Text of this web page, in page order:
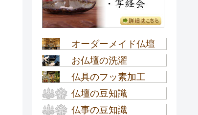
オーダーメイド仏壇
オーダーメイド仏壇
お仏壇の洗濯
お仏壇の洗濯
仏具のフッ素加工
仏具のフッ素加工
仏壇の豆知識
お仏壇の選び方
仏事の豆知識